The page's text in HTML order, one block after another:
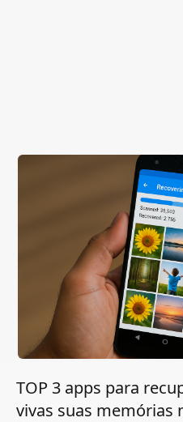
TOP 3 apps para
vivas suas memórias